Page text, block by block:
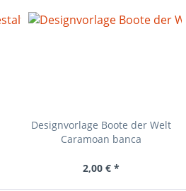
Designvorlage Boote der Welt
Caramoan banca
2,00 € *